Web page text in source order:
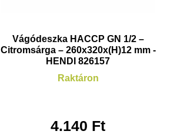
Vágódeszka HACCP GN 1/2 –
Citromsárga – 260x320x(H)12 mm -
HENDI 826157
Raktáron
4.140 Ft